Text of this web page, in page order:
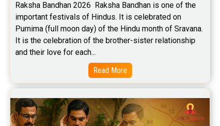
Rahu Ketu Transit Predictions Reviews
Jupiter Transit Predictions Reviews
Free Horoscope Reviews
Free Horoscope Compatibility Reviews
Free Career Horoscope Reviews
Raksha Bandhan 2026  Raksha Bandhan is one of the
important festivals of Hindus. It is celebrated on
Purnima (full moon day) of the Hindu month of Sravana.
It is the celebration of the brother-sister relationship
and their love for each...
Read More